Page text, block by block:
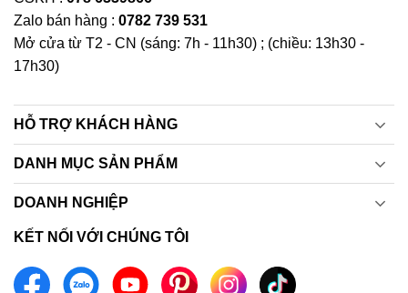
Zalo bán hàng : 0782 739 531
Mở cửa từ T2 - CN (sáng: 7h - 11h30) ; (chiều: 13h30 -
17h30)
HỖ TRỢ KHÁCH HÀNG
DANH MỤC SẢN PHẨM
DOANH NGHIỆP
KẾT NỐI VỚI CHÚNG TÔI